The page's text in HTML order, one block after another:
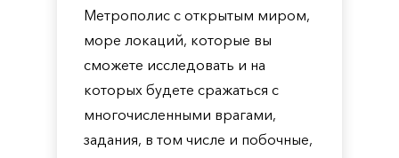
Метрополис с открытым миром,
море локаций, которые вы
сможете исследовать и на
которых будете сражаться с
многочисленными врагами,
задания, в том числе и побочные,